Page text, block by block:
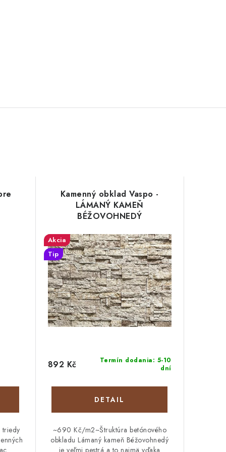
triedy
Kamenný obklad Vaspo -
LÁMANÝ KAMEŇ
BÉŽOVOHNEDÝ
Akcia
Tip
Termín dodania: 5-10
dní
892 Kč
DETAIL
~690 Kč/m2~Štruktúra betónového
obkladu Lámaný kameň Béžovohnedý